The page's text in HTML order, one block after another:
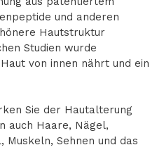
und anderen
Hautstruktur
Studien wurde
von innen nährt und ein
Sie der Hautalterung
auch Haare, Nägel,
Muskeln, Sehnen und das